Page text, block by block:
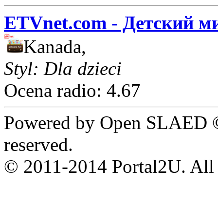
ETVnet.com - Детский
Kanada,
Styl: Dla dzieci
Ocena radio: 4.67
Powered by Open
reserved.
© 2011-2014 Portal2U. All